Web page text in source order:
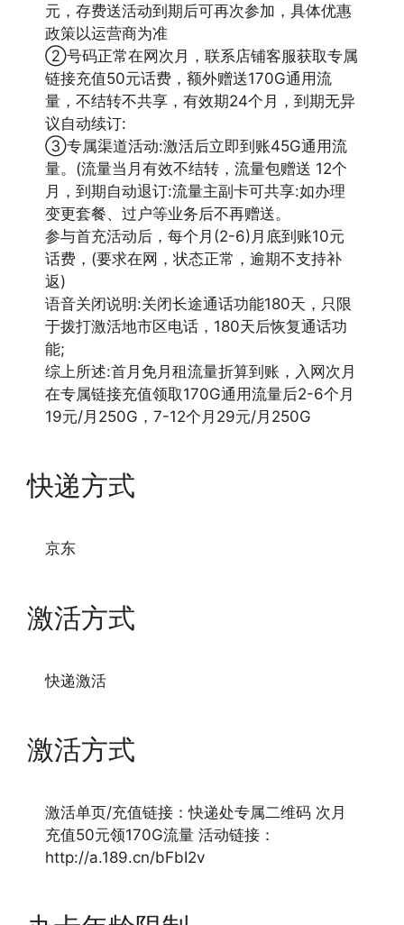
元，存费送活动到期后可再次参加，具体优惠
政策以运营商为准
②号码正常在网次月，联系店铺客服获取专属
链接充值50元话费，额外赠送170G通用流
量，不结转不共享，有效期24个月，到期无异
议自动续订:
③专属渠道活动:激活后立即到账45G通用流
量。(流量当月有效不结转，流量包赠送 12个
月，到期自动退订:流量主副卡可共享:如办理
变更套餐、过户等业务后不再赠送。
参与首充活动后，每个月(2-6)月底到账10元
话费，(要求在网，状态正常，逾期不支持补
返)
语音关闭说明:关闭长途通话功能180天，只限
于拨打激活地市区电话，180天后恢复通话功
能;
综上所述:首月免月租流量折算到账，入网次月
在专属链接充值领取170G通用流量后2-6个月
19元/月250G，7-12个月29元/月250G
快递方式
京东
激活方式
快递激活
激活方式
激活单页/充值链接：快递处专属二维码 次月
充值50元领170G流量 活动链接：
http://a.189.cn/bFbI2v